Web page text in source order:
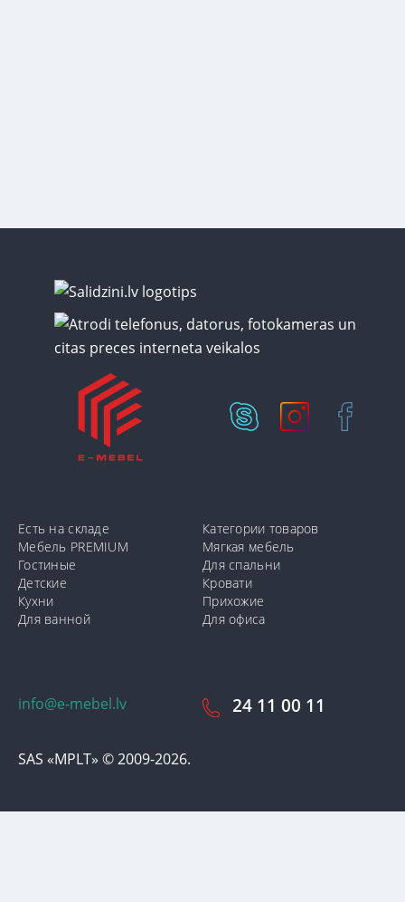
info@e-mebel.lv
SAS «MPLT» © 2009-2026.
24 11 00 11
Есть на складе
Категории товаров
Мебель PREMIUM
Мягкая мебель
Гостиные
Для спальни
Детские
Кровати
Кухни
Прихожие
Для ванной
Для офиса